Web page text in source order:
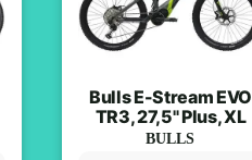
Bulls E-Stream EVO
TR3, 27,5" Plus, XL
BULLS